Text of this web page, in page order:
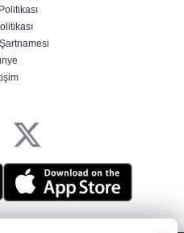
Kanunda şehitleri incitecek